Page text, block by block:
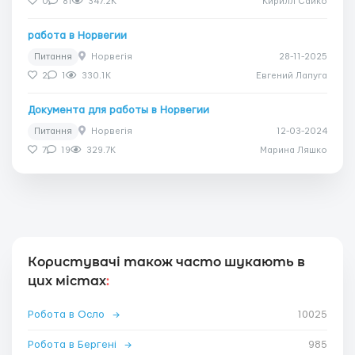
работа в Норвегии
Питання Норвегія 28-11-2025
2 1 330.1K Евгений Лапуга
Документа для работы в Норвегии
Питання Норвегія 12-03-2024
7 19 329.7K Марина Ляшко
Користувачі також часто шукають в
цих містах:
Робота в Осло → 10025
Робота в Бергені → 985